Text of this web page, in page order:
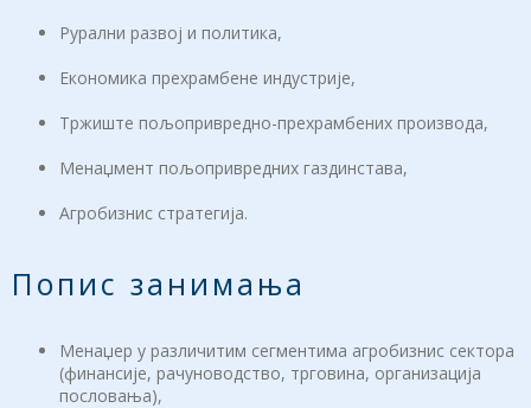
Рурални развој и политика,
Економика прехрамбене индустрије,
Тржиште пољопривредно-прехрамбених производа,
Менаџмент пољопривредних газдинстава,
Агробизнис стратегија.
Попис занимања
Менаџер у различитим сегментима агробизнис сектора
(финансије, рачуноводство, трговина, организација
пословања),